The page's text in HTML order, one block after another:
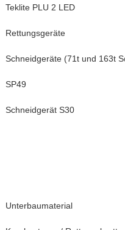
Teklite PLU 2 LED
– 2
Rettungsgeräte
– 2
Schneidgeräte (71t und 163t S
– 1
SP49
– 1
Schneidgerät S30
– 4
– 3
– TwinSaw-
–
–
Unterbaumaterial
–